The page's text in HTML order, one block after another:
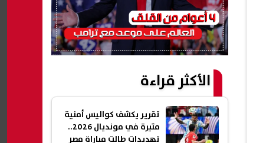
الأكثر قراءة
تقرير يكشف كواليس أمنية
مثيرة في مونديال 2026..
تهديدات طالت مباراة مصر